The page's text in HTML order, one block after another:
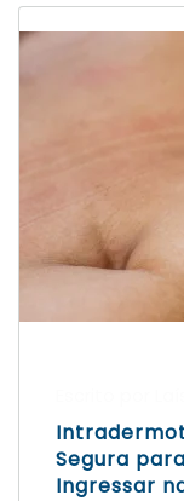
Segura
Ingressar